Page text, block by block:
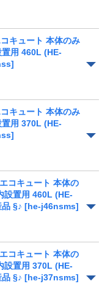
キュート 本体のみ
用 460L (HE-
キュート 本体のみ
用 370L (HE-
コキュート 本体の
設置用 460L (HE-
§♪ [he-j46nsms]
コキュート 本体の
設置用 370L (HE-
§♪ [he-j37nsms]